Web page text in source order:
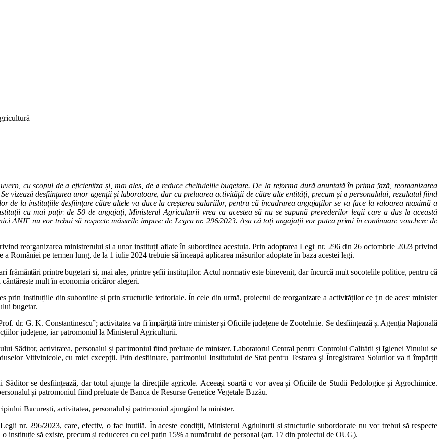
cu scopul de a eficientiza și, mai ales, de a reduce cheltuielile bugetare. De la reforma dură anunțată în prima fază, reorganizarea
vizează desființarea unor agenții și laboratoare, dar cu preluarea activității de către alte entități, precum și a personalului, rezultatul fiind
de la instituțiile desființare către altele va duce la creșterea salariilor, pentru că încadrarea angajaților se va face la valoarea maximă a
cu mai puțin de 50 de angajați, Ministerul Agriculturii vrea ca acestea să nu se supună prevederilor legii care a dus la această
ANIF nu vor trebui să respecte măsurile impuse de Legea nr. 296/2023. Așa că toți angajații vor putea primi în continuare vouchere de
reorganizarea ministrerului și a unor instituții aflate în subordinea acestuia. Prin adoptarea Legii nr. 296 din 26 octombrie 2023 privind
României pe termen lung, de la 1 iulie 2024 trebuie să înceapă aplicarea măsurilor adoptate în baza acestei legi.
frământări printre bugetari și, mai ales, printre șefii instituțiilor. Actul normativ este binevenit, dar încurcă mult socotelile politice, pentru că
mult în economia oricăror alegeri.
prin instituțiile din subordine și prin structurile teritoriale. În cele din urmă, proiectul de reorganizare a activităților ce țin de acest minister
bugetar.
dr. G. K. Constantinescu”; activitatea va fi împărțită între minister și Oficiile județene de Zootehnie. Se desființează și Agenția Națională
județene, iar patromoniul la Ministerul Agriculturii.
Săditor, activitatea, personalul și patrimoniul fiind preluate de minister. Laboratorul Central pentru Controlul Calității și Igienei Vinului se
Vitivinicole, cu mici excepții. Prin desființare, patrimoniul Institutului de Stat pentru Testarea şi Înregistrarea Soiurilor va fi împărțit
Săditor se desființează, dar totul ajunge la direcțiile agricole. Aceeași soartă o vor avea și Oficiile de Studii Pedologice și Agrochimice.
și patromoniul fiind preluate de Banca de Resurse Genetice Vegetale Buzău.
București, activitatea, personalul și patrimoniul ajungând la minister.
nr. 296/2023, care, efectiv, o fac inutilă. În aceste condiții, Ministerul Agriulturii și structurile subordonate nu vor trebui să respecte
instituție să existe, precum și reducerea cu cel puțin 15% a numărului de personal (art. 17 din proiectul de OUG).